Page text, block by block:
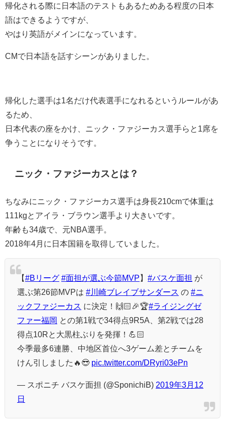
帰化される際に日本語のテストもあるためある程度の日本
語はできるようですが、
やはり英語がメインになっています。
CMで日本語を話すシーンがありました。
帰化した選手は1名だけ代表選手になれるというルールがあ
るため、
日本代表の座をかけ、ニック・ファジーカス選手らと1席を
争うことになりそうです。
ニック・ファジーカスとは？
ちなみにニック・ファジーカス選手は身長210cmで体重は
111kgとアイラ・ブラウン選手より大きいです。
年齢も34歳で、元NBA選手。
2018年4月に日本国籍を取得していました。
【#Bリーグ #面担が選ぶ今節MVP 】 #バスケ面担 が
選ぶ第26節MVPは #川崎ブレイブサンダース の #ニ
ックファジーカス に決定！🙌🏻🎉🏆#ライジングゼ
ファー福岡 との第1戦で34得点9R5A、第2戦では28
得点10Rと大黒柱ぶりを発揮！💪🏻
今季最多6連勝、中地区首位へ3ゲーム差とチームを
けん引しました🔥😎 pic.twitter.com/DRyri03ePn
— スポニチ バスケ面担 (@SponichiB) 2019年3月12
日